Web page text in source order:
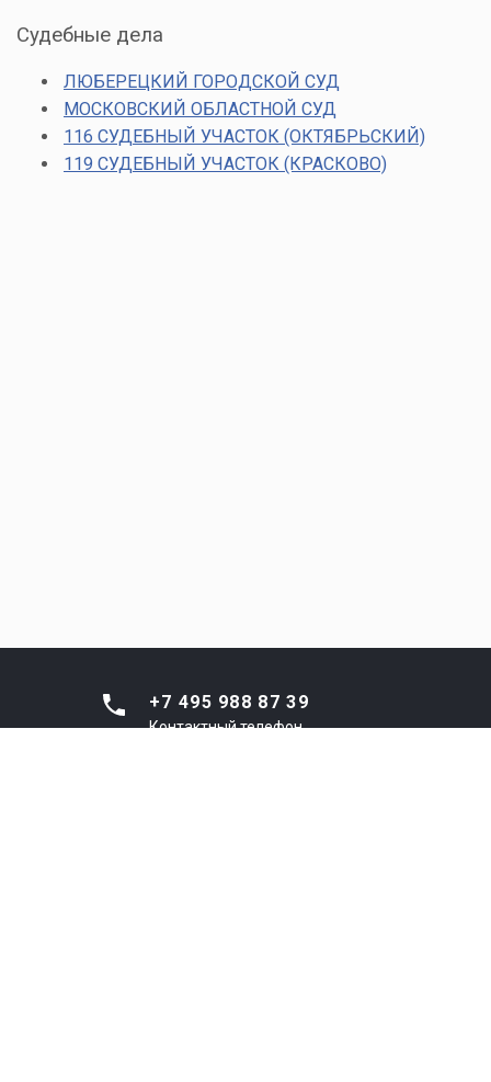
Судебные дела
ЛЮБЕРЕЦКИЙ ГОРОДСКОЙ СУД
МОСКОВСКИЙ ОБЛАСТНОЙ СУД
116 СУДЕБНЫЙ УЧАСТОК (ОКТЯБРЬСКИЙ)
119 СУДЕБНЫЙ УЧАСТОК (КРАСКОВО)
+7 495 988 87 39
Контактный телефон